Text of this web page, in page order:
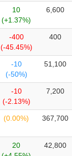
10
(+1.37%)
6,600
-400
(-45.45%)
400
-10
(-50%)
51,100
-10
(-2.13%)
7,200
(0.00%) 367,700
20
42,800